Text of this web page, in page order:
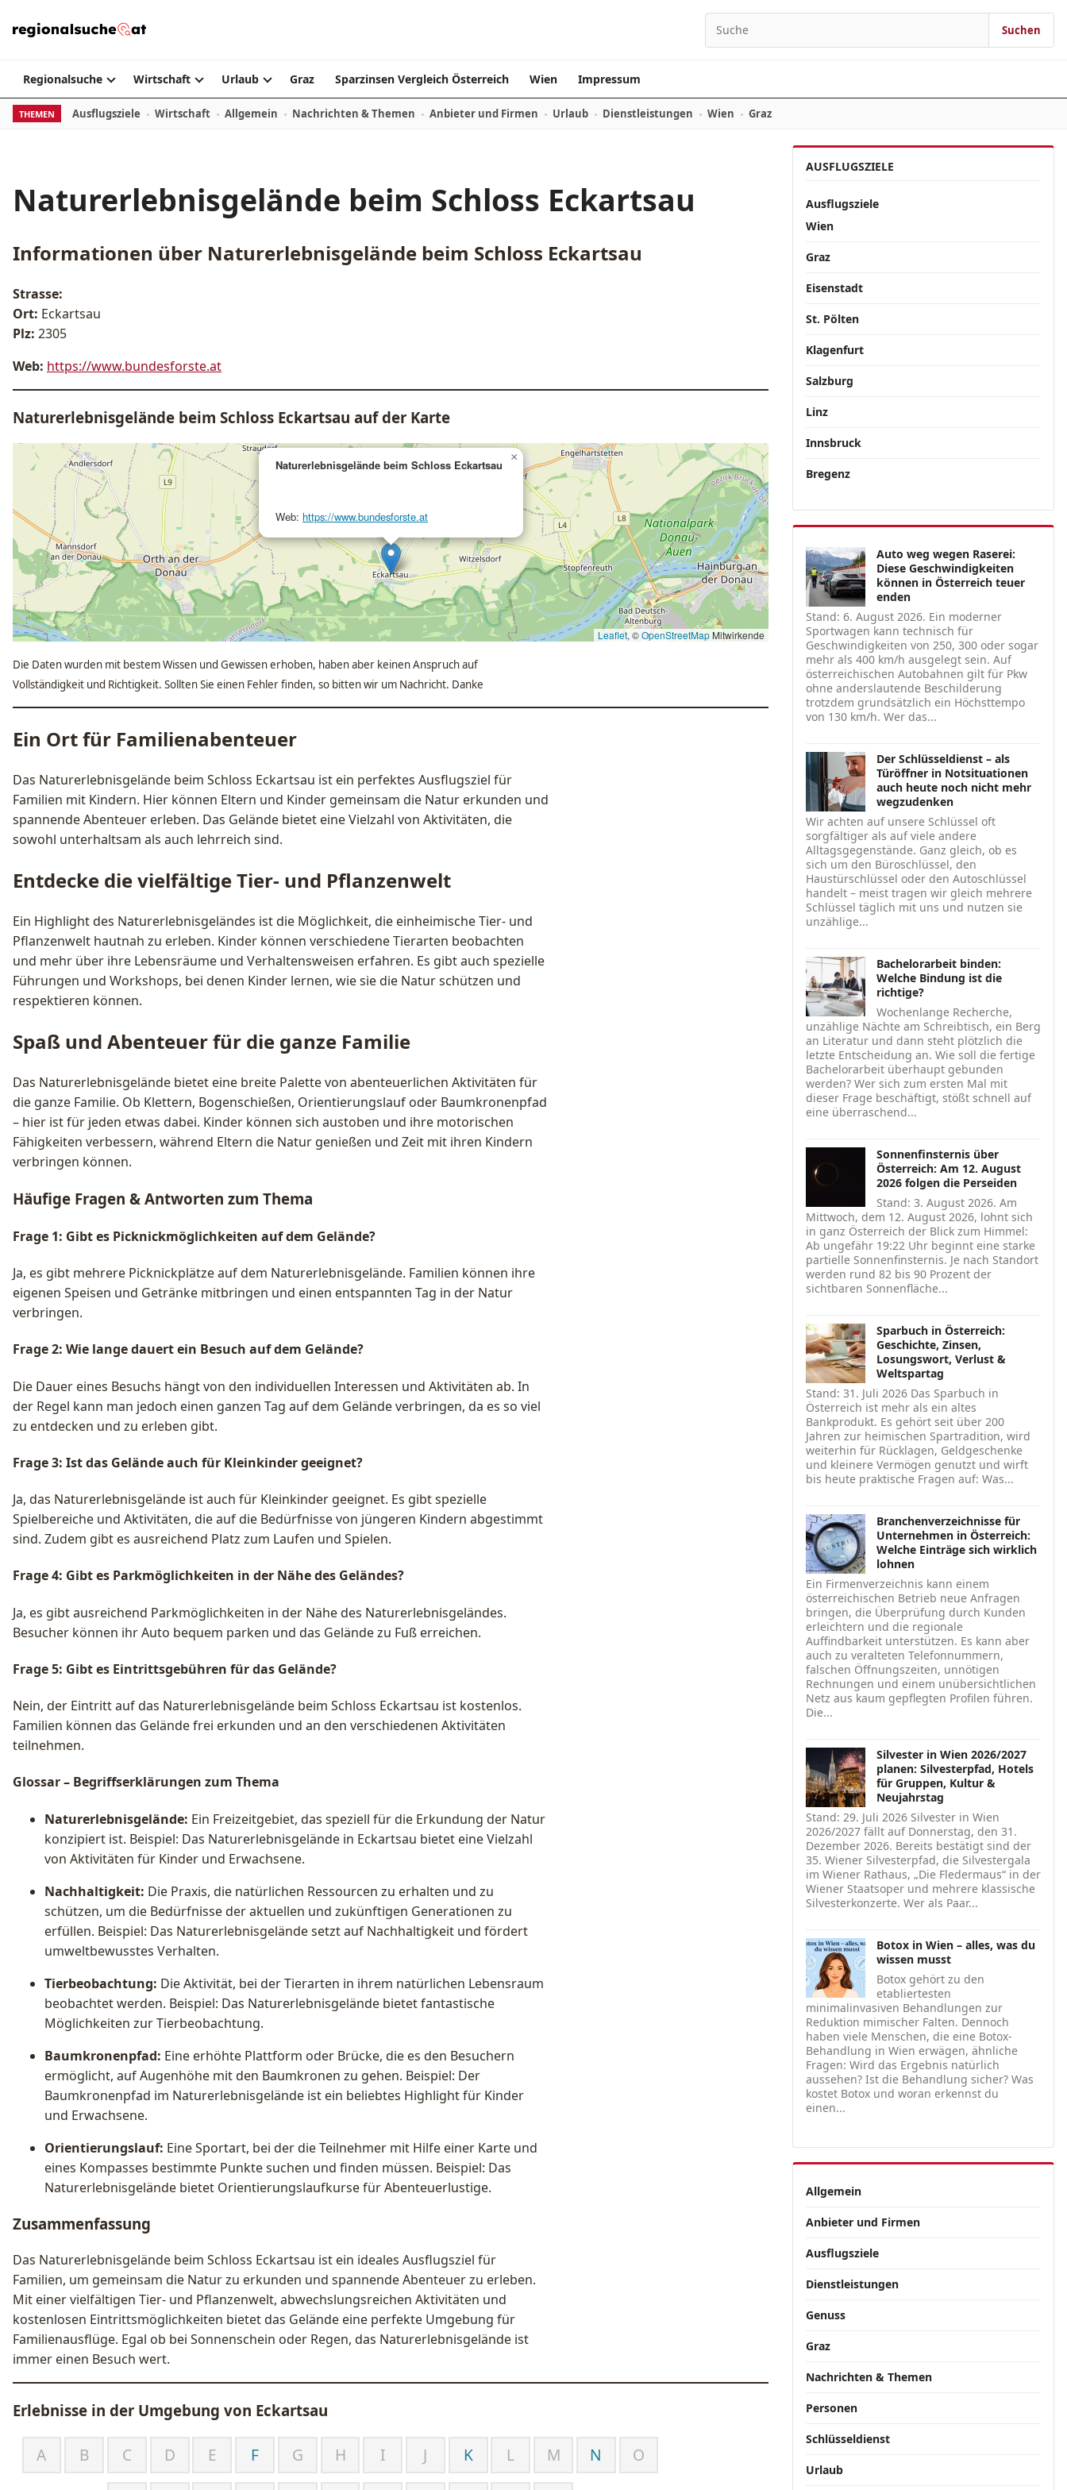
Suchen nach:
Suchen
Regionalsuche Wirtschaft Urlaub Graz Sparzinsen Vergleich Österreich Wien Impressum
THEMEN Ausflugsziele Wirtschaft Allgemein Nachrichten & Themen Anbieter und Firmen Urlaub Dienstleistungen Wien Graz
Naturerlebnisgelände beim Schloss Eckartsau
Informationen über Naturerlebnisgelände beim Schloss Eckartsau
Strasse:
Ort: Eckartsau
Plz: 2305
Web: https://www.bundesforste.at
Naturerlebnisgelände beim Schloss Eckartsau auf der Karte
Naturerlebnisgelände beim Schloss Eckartsau
Web: https://www.bundesforste.at
×
Leaflet, ©OpenStreetMapMitwirkende
Die Daten wurden mit bestem Wissen und Gewissen erhoben, haben aber keinen Anspruch auf
Vollständigkeit und Richtigkeit. Sollten Sie einen Fehler finden, so bitten wir um Nachricht. Danke
Ein Ort für Familienabenteuer
Das Naturerlebnisgelände beim Schloss Eckartsau ist ein perfektes Ausflugsziel für
Familien mit Kindern. Hier können Eltern und Kinder gemeinsam die Natur erkunden und
spannende Abenteuer erleben. Das Gelände bietet eine Vielzahl von Aktivitäten, die
sowohl unterhaltsam als auch lehrreich sind.
Entdecke die vielfältige Tier- und Pflanzenwelt
Ein Highlight des Naturerlebnisgeländes ist die Möglichkeit, die einheimische Tier- und
Pflanzenwelt hautnah zu erleben. Kinder können verschiedene Tierarten beobachten
und mehr über ihre Lebensräume und Verhaltensweisen erfahren. Es gibt auch spezielle
Führungen und Workshops, bei denen Kinder lernen, wie sie die Natur schützen und
respektieren können.
Spaß und Abenteuer für die ganze Familie
Das Naturerlebnisgelände bietet eine breite Palette von abenteuerlichen Aktivitäten für
die ganze Familie. Ob Klettern, Bogenschießen, Orientierungslauf oder Baumkronenpfad
– hier ist für jeden etwas dabei. Kinder können sich austoben und ihre motorischen
Fähigkeiten verbessern, während Eltern die Natur genießen und Zeit mit ihren Kindern
verbringen können.
Häufige Fragen & Antworten zum Thema
Frage 1: Gibt es Picknickmöglichkeiten auf dem Gelände?
Ja, es gibt mehrere Picknickplätze auf dem Naturerlebnisgelände. Familien können ihre
eigenen Speisen und Getränke mitbringen und einen entspannten Tag in der Natur
verbringen.
Frage 2: Wie lange dauert ein Besuch auf dem Gelände?
Die Dauer eines Besuchs hängt von den individuellen Interessen und Aktivitäten ab. In
der Regel kann man jedoch einen ganzen Tag auf dem Gelände verbringen, da es so viel
zu entdecken und zu erleben gibt.
Frage 3: Ist das Gelände auch für Kleinkinder geeignet?
Ja, das Naturerlebnisgelände ist auch für Kleinkinder geeignet. Es gibt spezielle
Spielbereiche und Aktivitäten, die auf die Bedürfnisse von jüngeren Kindern abgestimmt
sind. Zudem gibt es ausreichend Platz zum Laufen und Spielen.
Frage 4: Gibt es Parkmöglichkeiten in der Nähe des Geländes?
Ja, es gibt ausreichend Parkmöglichkeiten in der Nähe des Naturerlebnisgeländes.
Besucher können ihr Auto bequem parken und das Gelände zu Fuß erreichen.
Frage 5: Gibt es Eintrittsgebühren für das Gelände?
Nein, der Eintritt auf das Naturerlebnisgelände beim Schloss Eckartsau ist kostenlos.
Familien können das Gelände frei erkunden und an den verschiedenen Aktivitäten
teilnehmen.
Glossar – Begriffserklärungen zum Thema
Naturerlebnisgelände: Ein Freizeitgebiet, das speziell für die Erkundung der Natur
konzipiert ist. Beispiel: Das Naturerlebnisgelände in Eckartsau bietet eine Vielzahl
von Aktivitäten für Kinder und Erwachsene.
Nachhaltigkeit: Die Praxis, die natürlichen Ressourcen zu erhalten und zu
schützen, um die Bedürfnisse der aktuellen und zukünftigen Generationen zu
erfüllen. Beispiel: Das Naturerlebnisgelände setzt auf Nachhaltigkeit und fördert
umweltbewusstes Verhalten.
Tierbeobachtung: Die Aktivität, bei der Tierarten in ihrem natürlichen Lebensraum
beobachtet werden. Beispiel: Das Naturerlebnisgelände bietet fantastische
Möglichkeiten zur Tierbeobachtung.
Baumkronenpfad: Eine erhöhte Plattform oder Brücke, die es den Besuchern
ermöglicht, auf Augenhöhe mit den Baumkronen zu gehen. Beispiel: Der
Baumkronenpfad im Naturerlebnisgelände ist ein beliebtes Highlight für Kinder
und Erwachsene.
Orientierungslauf: Eine Sportart, bei der die Teilnehmer mit Hilfe einer Karte und
eines Kompasses bestimmte Punkte suchen und finden müssen. Beispiel: Das
Naturerlebnisgelände bietet Orientierungslaufkurse für Abenteuerlustige.
Zusammenfassung
Das Naturerlebnisgelände beim Schloss Eckartsau ist ein ideales Ausflugsziel für
Familien, um gemeinsam die Natur zu erkunden und spannende Abenteuer zu erleben.
Mit einer vielfältigen Tier- und Pflanzenwelt, abwechslungsreichen Aktivitäten und
kostenlosen Eintrittsmöglichkeiten bietet das Gelände eine perfekte Umgebung für
Familienausflüge. Egal ob bei Sonnenschein oder Regen, das Naturerlebnisgelände ist
immer einen Besuch wert.
Erlebnisse in der Umgebung von Eckartsau
A B C D E F G H I J K L M N O
AUSFLUGSZIELE
Ausflugsziele
Wien
Graz
Eisenstadt
St. Pölten
Klagenfurt
Salzburg
Linz
Innsbruck
Bregenz
Auto weg wegen Raserei:
Diese Geschwindigkeiten
können in Österreich teuer
enden
Stand: 6. August 2026. Ein moderner
Sportwagen kann technisch für
Geschwindigkeiten von 250, 300 oder sogar
mehr als 400 km/h ausgelegt sein. Auf
österreichischen Autobahnen gilt für Pkw
ohne anderslautende Beschilderung
trotzdem grundsätzlich ein Höchsttempo
von 130 km/h. Wer das...
Der Schlüsseldienst – als
Türöffner in Notsituationen
auch heute noch nicht mehr
wegzudenken
Wir achten auf unsere Schlüssel oft
sorgfältiger als auf viele andere
Alltagsgegenstände. Ganz gleich, ob es
sich um den Büroschlüssel, den
Haustürschlüssel oder den Autoschlüssel
handelt – meist tragen wir gleich mehrere
Schlüssel täglich mit uns und nutzen sie
unzählige...
Bachelorarbeit binden:
Welche Bindung ist die
richtige?
Wochenlange Recherche,
unzählige Nächte am Schreibtisch, ein Berg
an Literatur und dann steht plötzlich die
letzte Entscheidung an. Wie soll die fertige
Bachelorarbeit überhaupt gebunden
werden? Wer sich zum ersten Mal mit
dieser Frage beschäftigt, stößt schnell auf
eine überraschend...
Sonnenfinsternis über
Österreich: Am 12. August
2026 folgen die Perseiden
Stand: 3. August 2026. Am
Mittwoch, dem 12. August 2026, lohnt sich
in ganz Österreich der Blick zum Himmel:
Ab ungefähr 19:22 Uhr beginnt eine starke
partielle Sonnenfinsternis. Je nach Standort
werden rund 82 bis 90 Prozent der
sichtbaren Sonnenfläche...
Sparbuch in Österreich:
Geschichte, Zinsen,
Losungswort, Verlust &
Weltspartag
Stand: 31. Juli 2026 Das Sparbuch in
Österreich ist mehr als ein altes
Bankprodukt. Es gehört seit über 200
Jahren zur heimischen Spartradition, wird
weiterhin für Rücklagen, Geldgeschenke
und kleinere Vermögen genutzt und wirft
bis heute praktische Fragen auf: Was...
Branchenverzeichnisse für
Unternehmen in Österreich:
Welche Einträge sich wirklich
lohnen
Ein Firmenverzeichnis kann einem
österreichischen Betrieb neue Anfragen
bringen, die Überprüfung durch Kunden
erleichtern und die regionale
Auffindbarkeit unterstützen. Es kann aber
auch zu veralteten Telefonnummern,
falschen Öffnungszeiten, unnötigen
Rechnungen und einem unübersichtlichen
Netz aus kaum gepflegten Profilen führen.
Die...
Silvester in Wien 2026/2027
planen: Silvesterpfad, Hotels
für Gruppen, Kultur &
Neujahrstag
Stand: 29. Juli 2026 Silvester in Wien
2026/2027 fällt auf Donnerstag, den 31.
Dezember 2026. Bereits bestätigt sind der
35. Wiener Silvesterpfad, die Silvestergala
im Wiener Rathaus, „Die Fledermaus“ in der
Wiener Staatsoper und mehrere klassische
Silvesterkonzerte. Wer als Paar...
Botox in Wien – alles, was du
wissen musst
Botox gehört zu den
etabliertesten
minimalinvasiven Behandlungen zur
Reduktion mimischer Falten. Dennoch
haben viele Menschen, die eine Botox-
Behandlung in Wien erwägen, ähnliche
Fragen: Wird das Ergebnis natürlich
aussehen? Ist die Behandlung sicher? Was
kostet Botox und woran erkennst du
einen...
Allgemein
Anbieter und Firmen
Ausflugsziele
Dienstleistungen
Genuss
Graz
Nachrichten & Themen
Personen
Schlüsseldienst
Urlaub